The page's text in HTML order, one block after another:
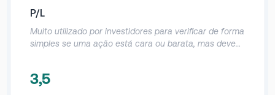
assertiva em relação a geração real de caixa da
empresa.
P/L
Muito utilizado por investidores para verificar de forma
simples se uma ação está cara ou barata, mas deve
Demonstra em quanto anos o investidor
3,5